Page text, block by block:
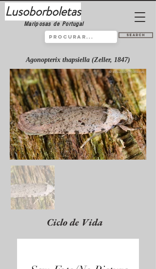
Lusoborboletas
Mariposas de Portugal
Search
Agonopterix thapsiella (Zeller, 1847)
Ciclo de Vida